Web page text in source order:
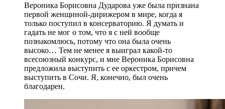
Вероника Борисовна Дударова уже была признана
первой женщиной-дирижером в мире, когда я
только поступил в консерваторию. Я думать и
гадать не мог о том, что я с ней вообще
познакомлюсь, потому что она была очень
высоко… Тем не менее я выиграл какой-то
всесоюзный конкурс, и мне Вероника Борисовна
предложила выступить с ее оркестром, причем
выступить в Сочи. Я, конечно, был очень
благодарен.